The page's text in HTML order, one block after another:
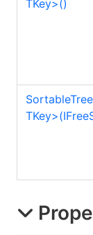
TKey>()
TKey>